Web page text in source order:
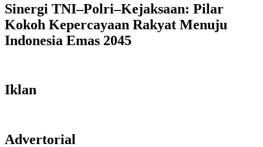
Sinergi TNI–Polri–Kejaksaan: Pilar
Kokoh Kepercayaan Rakyat Menuju
Indonesia Emas 2045
Iklan
Advertorial